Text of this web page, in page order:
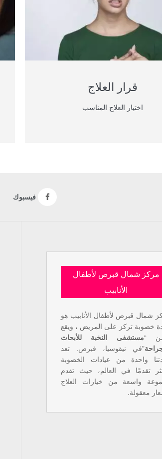
قرار العلاج
اختيار العلاج المناسب
فيسبوك
مركز شمال قبرص لأطفال
الأنابيب
شمال قبرص لأطفال الأنابيب هو
خصوبة تركز على المريض ، ويقع
“مستشفى النخبة للأبحاث
"في نيقوسيا، قبرص. تعد
واحدة من عيادات الخصوبة
تقدمًا في العالم، حيث تقدم
واسعة من خيارات العلاج
معقولة.